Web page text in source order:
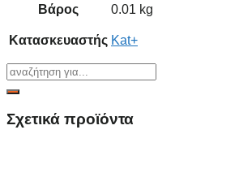
Βάρος
0.01 kg
Κατασκευαστής Kat+
Σχετικά προϊόντα